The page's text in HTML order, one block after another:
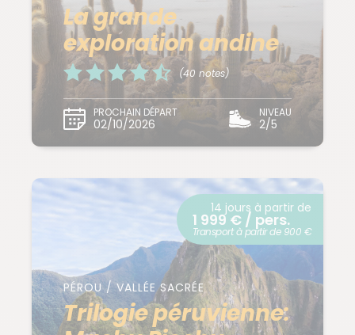
La grande
exploration andine
(40 notes)
PROCHAIN DÉPART
02/10/2026
NIVEAU
2/5
PÉROU / VALLÉE SACRÉE
Trilogie péruvienne:
14 jours à partir de
1 999 € / pers.
Transport à partir de 900 €